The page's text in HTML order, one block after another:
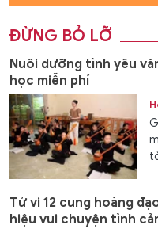
ĐỪNG BỎ LỠ
Nuôi dưỡng tình yêu
học miễn phí
Tử vi 12 cung hoàng
hiệu vui chuyện tình